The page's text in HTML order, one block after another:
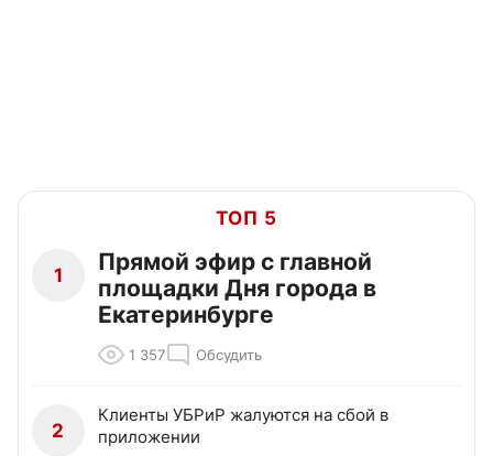
ТОП 5
1
Прямой эфир с главной
площадки Дня города в
Екатеринбурге
1 357 Обсудить
2
Клиенты УБРиР жалуются на сбой в
приложении